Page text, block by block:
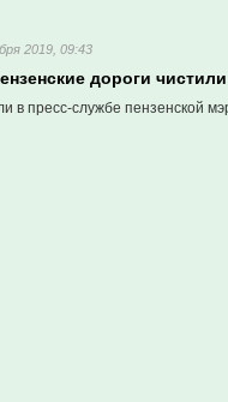
2019, 09:43
дороги
в пресс-службе пензенской